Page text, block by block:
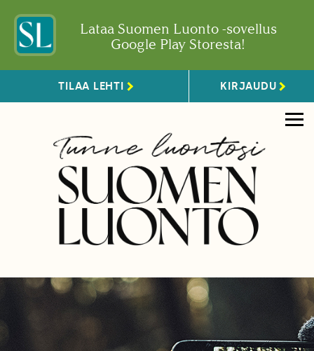
Lataa Suomen Luonto -sovellus
Google Play Storesta!
TILAA LEHTI KIRJAUDU